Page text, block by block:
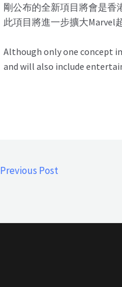
剛公布的全新項目將會是香
此項目將進一步擴大Marvel
Although only one concept
and will also include
Previous Post